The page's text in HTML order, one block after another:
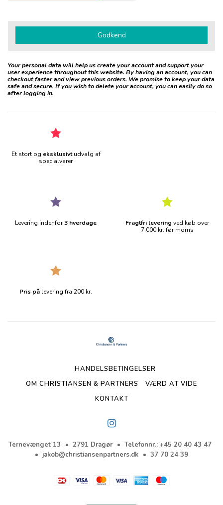
Godkend
Your personal data will help us create your account and support your
user experience throughout this website. By having an account, you can
checkout faster and view previous orders. We promise to keep your data
safe and secure. If you wish to delete your account, you can easily do so
after logging in.
Et stort og eksklusivtudvalg af
specialvarer
Levering indenfor3 hverdage Fragtfri levering ved køb over
7.000 kr. før moms
Pris på levering fra 200 kr.
HANDELSBETINGELSER
OM CHRISTIANSEN & PARTNERS
VÆRD AT VIDE
KONTAKT
Ternevænget 13 2791 Dragør Telefonnr.: +45 20 40 43 47
jakob@christiansenpartners.dk
37 70 24 39